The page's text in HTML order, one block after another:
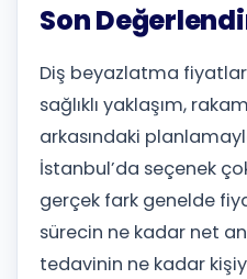
Son
Diş beyazlatma
sağlıklı yaklaşım,
arkasındaki
İstanbul’da seçenek
gerçek fark genelde
sürecin ne kadar net
tedavinin ne kadar